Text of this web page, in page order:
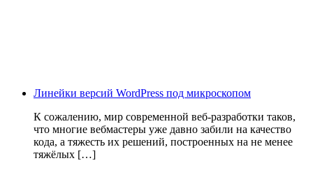
Линейки версий WordPress под микроскопом
К сожалению, мир современной веб-разработки таков,
что многие вебмастеры уже давно забили на качество
кода, а тяжесть их решений, построенных на не менее
тяжёлых […]